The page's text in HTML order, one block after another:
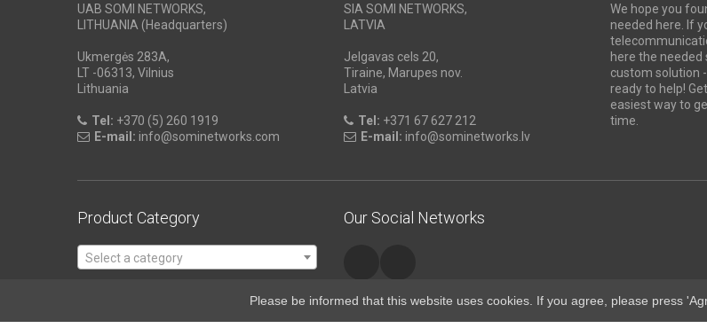
UAB SOMI NETWORKS,
LITHUANIA (Headquarters)
Ukmergės 283A,
LT -06313, Vilnius
Lithuania
Tel: +370 (5) 260 1919
E-mail: info@sominetworks.com
SIA SOMI NETWORKS,
LATVIA
Jelgavas cels 20,
Tiraine, Marupes nov.
Latvia
Tel: +371 67 627 212
E-mail: info@sominetworks.lv
We hope you
needed here. If
here the needed
custom solution
ready to help!
easiest way to
time.
Product Category
Select a category
Our Social Networks
Please be informed that this website uses cookies. If you agree, please press